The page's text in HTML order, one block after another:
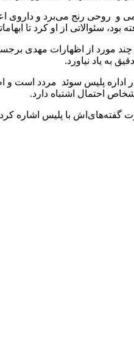
و روحی رنج می‌برد و داروی
سئوالاتی از او کرد تا
چند مورد از اظهارات مهدی
به یاد نیاورد.
احتمال اشتباه دارد.
گفته‌های‌اش با پلیس اشاره